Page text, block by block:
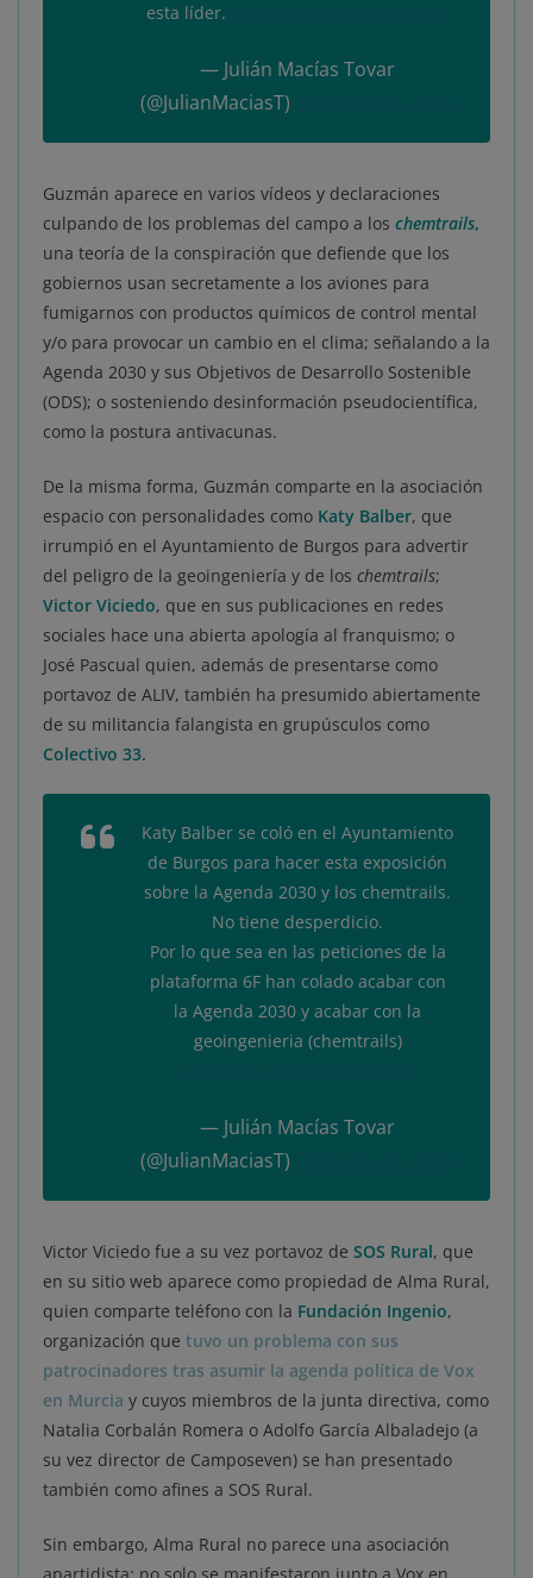
esta líder.
— Julián Macías Tovar
(@JulianMaciasT)
Guzmán aparece en varios vídeos y declaraciones
culpando de los problemas del campo a los chemtrails,
una teoría de la conspiración que defiende que los
gobiernos usan secretamente a los aviones para
fumigarnos con productos químicos de control mental
y/o para provocar un cambio en el clima; señalando a la
Agenda 2030 y sus Objetivos de Desarrollo Sostenible
(ODS); o sosteniendo desinformación pseudocientífica,
como la postura antivacunas.
De la misma forma, Guzmán comparte en la asociación
espacio con personalidades como Katy Balber, que
irrumpió en el Ayuntamiento de Burgos para advertir
del peligro de la geoingeniería y de los chemtrails;
Victor Viciedo, que en sus publicaciones en redes
sociales hace una abierta apología al franquismo; o
José Pascual quien, además de presentarse como
portavoz de ALIV, también ha presumido abiertamente
de su militancia falangista en grupúsculos como
Colectivo 33.
Katy Balber se coló en el Ayuntamiento
de Burgos para hacer esta exposición
sobre la Agenda 2030 y los chemtrails.
No tiene desperdicio.
Por lo que sea en las peticiones de la
plataforma 6F han colado acabar con
la Agenda 2030 y acabar con la
geoingenieria (chemtrails)
— Julián Macías Tovar
(@JulianMaciasT)
Victor Viciedo fue a su vez portavoz de SOS Rural, que
en su sitio web aparece como propiedad de Alma Rural,
quien comparte teléfono con la Fundación Ingenio,
organización que tuvo un problema con sus
patrocinadores tras asumir la agenda política de Vox
en Murcia y cuyos miembros de la junta directiva, como
Natalia Corbalán Romera o Adolfo García Albaladejo (a
su vez director de Camposeven) se han presentado
también como afines a SOS Rural.
Sin embargo, Alma Rural no parece una asociación